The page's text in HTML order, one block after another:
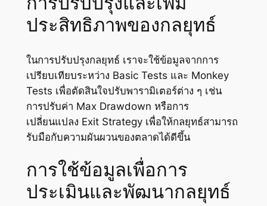
ประสิทธิภาพของกลยุทธ์
ในการปรับปรุงกลยุทธ์ เราจะใช้ข้อมูลจากการ
เปรียบเทียบระหว่าง Basic Tests และ Monkey
Tests เพื่อตัดสินใจปรับพารามิเตอร์ต่าง ๆ เช่น
การปรับค่า Max Drawdown หรือการ
เปลี่ยนแปลง Exit Strategy เพื่อให้กลยุทธ์สามารถ
รับมือกับความผันผวนของตลาดได้ดีขึ้น
การใช้ข้อมูลเพื่อการ
ประเมินและพัฒนากลยุทธ์